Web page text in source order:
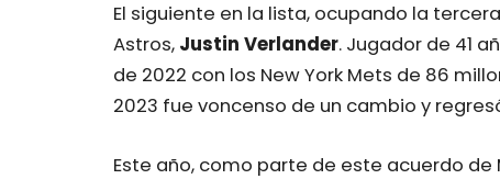
El siguiente en la lista, ocupando la
Astros, Justin Verlander. Jugador de 41
de 2022 con los New York Mets de 86
2023 fue voncenso de un cambio y
Este año, como parte de este acuerdo de